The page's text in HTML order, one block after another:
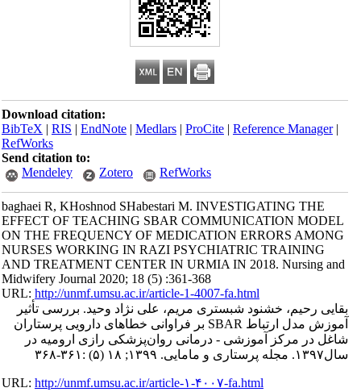
Download citation:
BibTeX|RIS|EndNote|Medlars|ProCite|Reference Manager
RefWorks
Send citation to:
Mendeley
Zotero RefWorks
baghaei R, KHoshnod SHabestari M. INVESTIGATING THE
EFFECT OF TEACHING SBAR COMMUNICATION MODEL
ON THE FREQUENCY OF MEDICATION ERRORS AMONG
NURSES WORKING IN RAZI PSYCHIATRIC TRAINING
AND TREATMENT CENTER IN URMIA IN 2018. Nursing and
Midwifery Journal 2020; 18 (5) :361-368
URL:http://unmf.umsu.ac.ir/article-1-4007-fa.html
بقایی رحیم، خشنود شبستری مریم، علی نژاد وحید. بررسی تأثیر
آموزش مدل ارتباط SBAR بر فراوانی خطاهای دارویی پرستاران
شاغل در مرکز آموزشی - درمانی روان‌پزشکی رازی ارومیه در
سال۱۳۹۷. مجله پرستاری و مامایی. ۱۳۹۹; ۱۸ (۵) :۳۶۱-۳۶۸
URL:http://unmf.umsu.ac.ir/article-۱-۴۰۰۷-fa.html